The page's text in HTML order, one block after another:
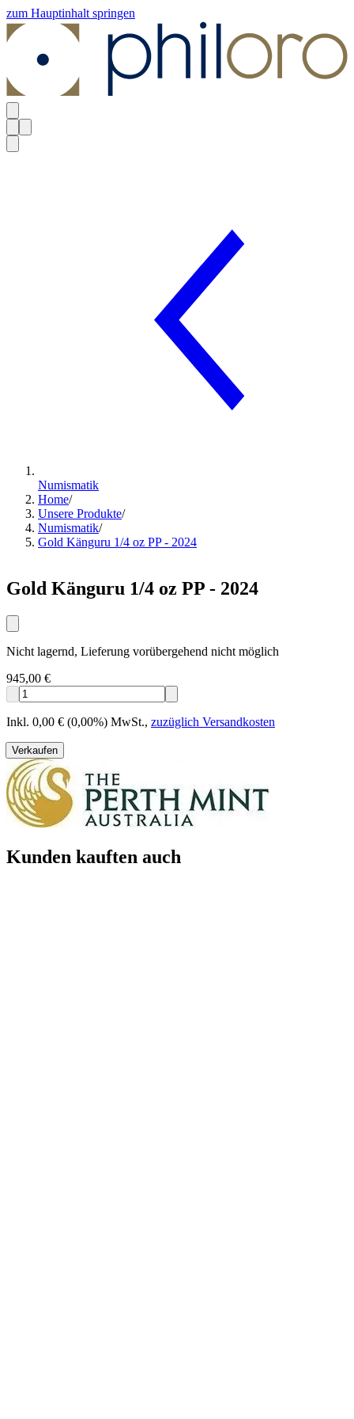
zum Hauptinhalt springen
Numismatik
Home/
Unsere Produkte/
Numismatik/
Gold Känguru 1/4 oz PP - 2024
Gold Känguru 1/4 oz PP - 2024
Nicht lagernd, Lieferung vorübergehend nicht möglich
945,00 €
Inkl. 0,00 € (0,00%) MwSt., zuzüglich Versandkosten
Verkaufen
Kunden kauften auch